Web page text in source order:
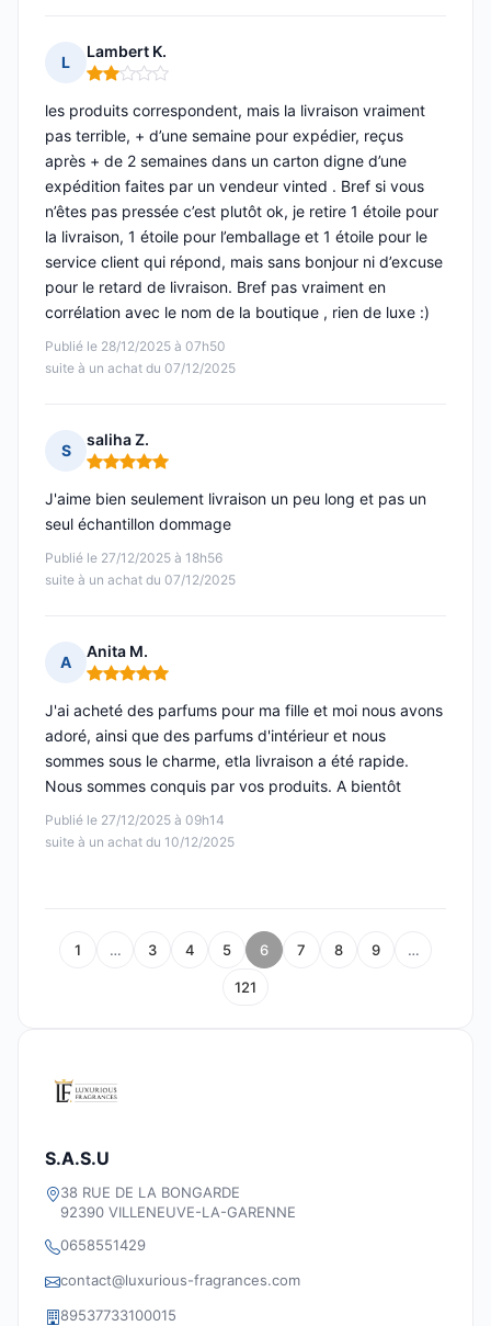
L
Lambert K.
Note : 2 sur 5
Publié le 28/12/2025 à 07h50
suite à un achat du 07/12/2025
les produits correspondent, mais la livraison vraiment
pas terrible, + d’une semaine pour expédier, reçus
après + de 2 semaines dans un carton digne d’une
expédition faites par un vendeur vinted . Bref si vous
n’êtes pas pressée c’est plutôt ok, je retire 1 étoile pour
la livraison, 1 étoile pour l’emballage et 1 étoile pour le
service client qui répond, mais sans bonjour ni d’excuse
pour le retard de livraison. Bref pas vraiment en
corrélation avec le nom de la boutique , rien de luxe :)
S
saliha Z.
Note : 5 sur 5
Publié le 27/12/2025 à 18h56
suite à un achat du 07/12/2025
J'aime bien seulement livraison un peu long et pas un
seul échantillon dommage
A
Anita M.
Note : 5 sur 5
Publié le 27/12/2025 à 09h14
suite à un achat du 10/12/2025
J'ai acheté des parfums pour ma fille et moi nous avons
adoré, ainsi que des parfums d'intérieur et nous
sommes sous le charme, etla livraison a été rapide.
Nous sommes conquis par vos produits. A bientôt
1 … 3 4 5 6 7 8 9 …
121
S.A.S.U
38 RUE DE LA BONGARDE
92390 VILLENEUVE-LA-GARENNE
0658551429
contact@luxurious-fragrances.com
89537733100015